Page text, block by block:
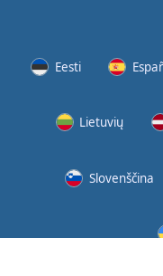
Eesti
Lietuvių
Slovenščina